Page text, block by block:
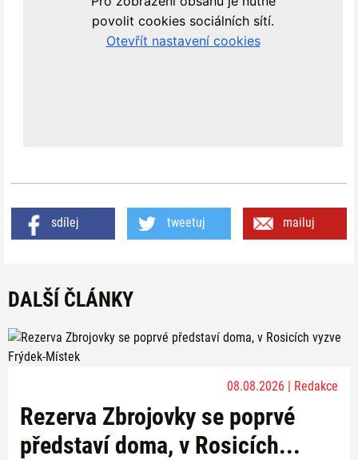
sdílej tweetuj mailuj
DALŠÍ ČLÁNKY
08.08.2026 | Redakce
Rezerva Zbrojovky se poprvé
představí doma, v Rosicích...